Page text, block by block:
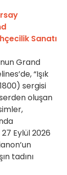
Sanatı
Grand
“Işık
sergisi
oluşan
Eylül 2026
tadını